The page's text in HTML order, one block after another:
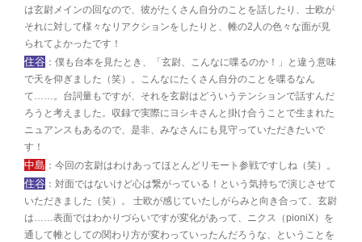
は玄尉メインの回なので、彼がたくさん自分のことを話したり、士欧が
それに対して様々なリアクションをしたりと、帷の2人の色々な面が見
られてよかったです！
住谷 ：僕も台本を見たとき、「玄尉、こんなに喋るのか！」と違う意味
で天を仰ぎました（笑）。こんなにたくさん自分のことを喋るなん
て……。台詞量もですが、それを玄尉はどういうテンションで話すんだ
ろうと考えました。収録で実際にヨシキさんと掛け合うことで生まれた
ニュアンスもあるので、是非、みなさんにも見守っていただきたいで
す！
中島 ：今回の玄尉はわけあってほとんどリモート参戦ですしね（笑）。
住谷 ：対面ではないけど心は繋がっている！という気持ちで演じさせて
いただきました（笑）。 士欧が感じていたしがらみと向き合って、玄尉
は……表面ではわかりづらいですが変化があって、ニクス（pioniX）を
通して帷としての関わり方が変わっていったんだろうな、ということを